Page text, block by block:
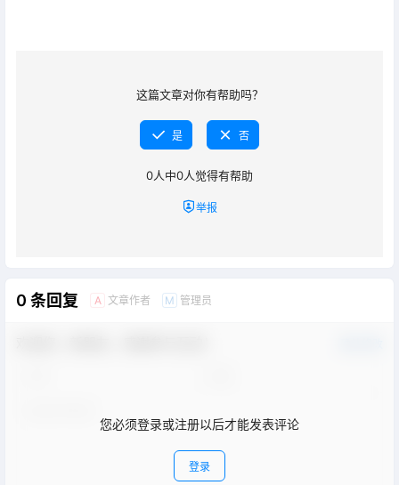
这篇文章对你有帮助吗？
是 否
0人中0人觉得有帮助
举报
0 条回复 A 文章作者 M 管理员
您必须登录或注册以后才能发表评论
登录